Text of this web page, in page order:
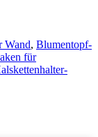
Wand, Blumentopf-
für